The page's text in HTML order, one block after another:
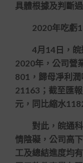
具體根據及判斷
2020年吃虧
4月14日，皖
2020年，公司營
801，歸母凈利潤
21163；截至匯
元，同比縮水
對此，皖通科
情陰礙，公司高
工及總結進度均